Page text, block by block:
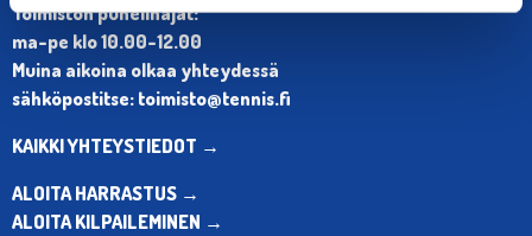
Toimiston puhelinajat:
ma-pe klo 10.00-12.00
Muina aikoina olkaa yhteydessä
sähköpostitse: toimisto@tennis.fi
KAIKKI YHTEYSTIEDOT →
ALOITA HARRASTUS →
ALOITA KILPAILEMINEN →